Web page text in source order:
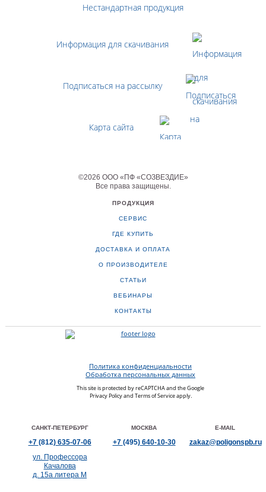
Нестандартная продукция
Информация для скачивания
Подписаться на рассылку
Карта сайта
©2026 ООО «ПФ «СОЗВЕЗДИЕ»
Все права защищены.
ПРОДУКЦИЯ
СЕРВИС
ГДЕ КУПИТЬ
ДОСТАВКА И ОПЛАТА
О ПРОИЗВОДИТЕЛЕ
СТАТЬИ
ВЕБИНАРЫ
КОНТАКТЫ
Политика конфиденциальности
Обработка персональных данных
This site is protected by reCAPTCHA and the Google
Privacy Policyand Terms of Serviceapply.
САНКТ-ПЕТЕРБУРГ
+7 (812)635-07-06
ул. Профессора
Качалова
д. 15а литера М
МОСКВА
+7 (495)640-10-30
E-MAIL
zakaz@poligonspb.ru